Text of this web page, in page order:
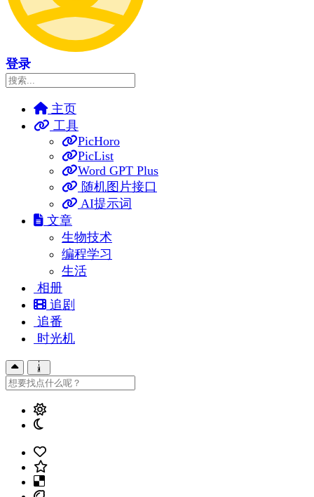
登录
主页
工具
PicHoro
PicList
Word GPT Plus
随机图片接口
AI提示词
文章
生物技术
编程学习
生活
相册
追剧
追番
时光机